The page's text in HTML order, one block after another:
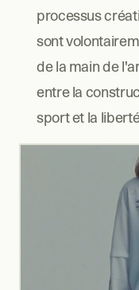
processus
sont
de la main de
entre la
sport et la